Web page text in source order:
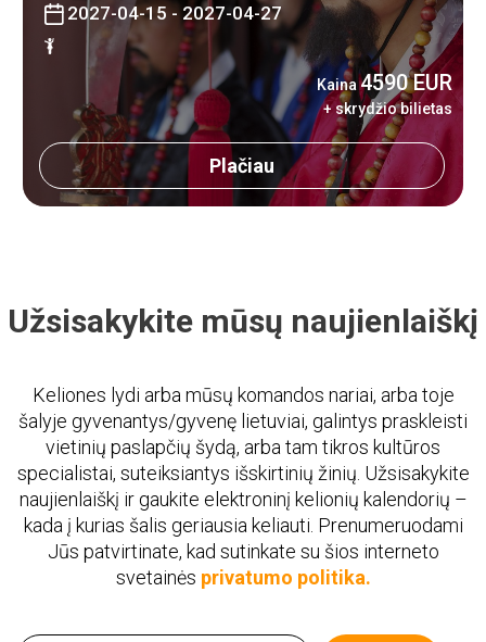
2027-04-15 - 2027-04-27
Kaina 4590 EUR
+ skrydžio bilietas
Plačiau
Užsisakykite mūsų naujienlaiškį
Keliones lydi arba mūsų komandos nariai, arba toje
šalyje gyvenantys/gyvenę lietuviai, galintys praskleisti
vietinių paslapčių šydą, arba tam tikros kultūros
specialistai, suteiksiantys išskirtinių žinių. Užsisakykite
naujienlaiškį ir gaukite elektroninį kelionių kalendorių –
kada į kurias šalis geriausia keliauti. Prenumeruodami
Jūs patvirtinate, kad sutinkate su šios interneto
svetainės privatumo politika.